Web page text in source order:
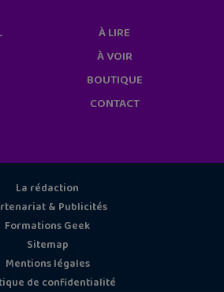
À LIRE
À VOIR
BOUTIQUE
CONTACT
La rédaction
& Publicités
Formations Geek
Sitemap
Mentions légales
de confidentialité